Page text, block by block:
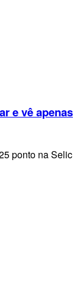
e vê apenas
ponto na Selic